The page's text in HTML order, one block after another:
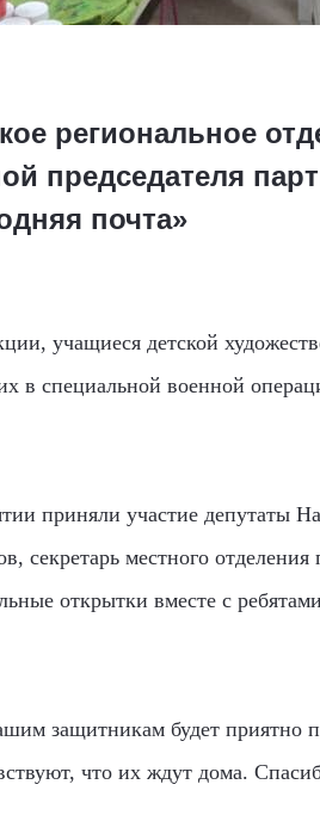
региональное
председателя
почта»
учащиеся детской
в специальной военной
приняли участие депутаты
секретарь местного
открытки вместе с
защитникам будет приятно
что их ждут дома.